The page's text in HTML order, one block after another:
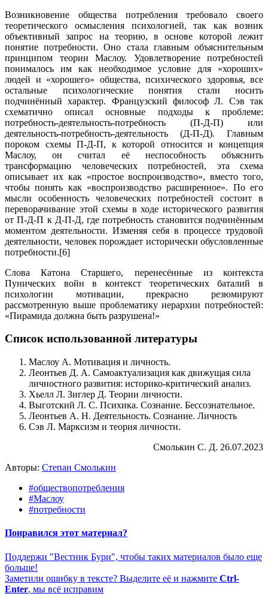
Возникновение общества потребления требовало своего
теоретического осмысления психологией, так как возник
объективный запрос на теорию, в основе которой лежит
понятие потребности. Оно стала главным объяснительным
принципом теории Маслоу. Удовлетворение потребностей
понималось им как необходимое условие для «хороших»
людей и «хорошего» общества, психического здоровья, все
остальные психологические понятия стали носить
подчинённый характер. Французский философ Л. Сэв так
схематично описал основные подходы к проблеме:
потребность-деятельность-потребность (П-Д-П) или
деятельность-потребность-деятельность (Д-П-Д). Главным
пороком схемы П-Д-П, к которой относится и концепция
Маслоу, он считал её неспособность объяснить
трансформацию человеческих потребностей, эта схема
описывает их как «простое воспроизводство», вместо того,
чтобы понять как «воспроизводство расширенное». По его
мысли особенность человеческих потребностей состоит в
переворачивание этой схемы в ходе исторического развития
от П-Д-П к Д-П-Д, где потребность становится подчинённым
моментом деятельности. Изменяя себя в процессе трудовой
деятельности, человек порождает исторически обусловленные
потребности.[6]
Слова Катона Старшего, перенесённые из контекста
Пунических войн в контекст теоретических баталий в
психологии мотивации, прекрасно резюмируют
рассмотренную выше проблематику иерархии потребностей:
«Пирамида должна быть разрушена!»
Список использованной литературы
Маслоу А. Мотивация и личность.
Леонтьев Д. А. Самоактуализация как движущая сила
личностного развития: историко-критический анализ.
Хьелл Л. Зиглер Д. Теории личности.
Выготский Л. С. Психика. Сознание. Бессознательное.
Леонтьев А. Н. Деятельность. Сознание. Личность
Сэв Л. Марксизм и теория личности.
Смолькин С. Д. 26.07.2023
Авторы: Степан Смолькин
#обществопотребления
#Маслоу
#потребности
Понравился этот материал?
Поддержи "Вестник Бури", чтобы таких материалов было еще
больше!
Заметили ошибку в тексте? Выделите её и нажмите Ctrl-
Enter, мы всё исправим